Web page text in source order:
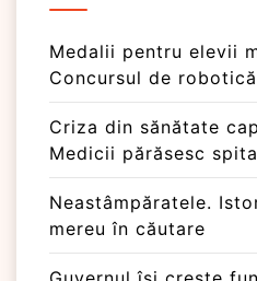
Medalii pentru elevii
Concursul de
Criza din sănătate
Medicii părăsesc
Neastâmpăratele.
mereu în căutare